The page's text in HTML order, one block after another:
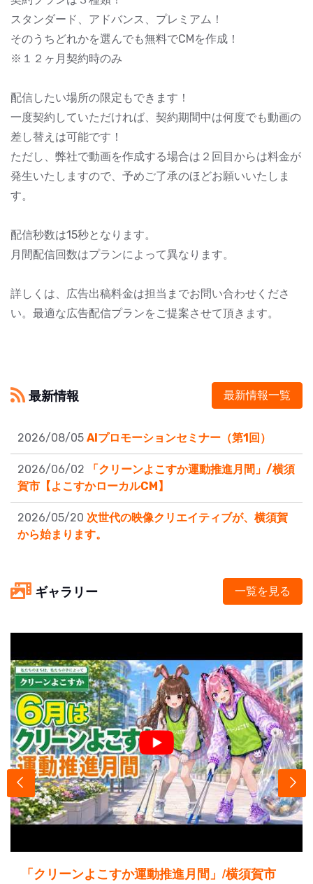
スタンダード、アドバンス、プレミアム！
そのうちどれかを選んでも無料でCMを作成！
※１２ヶ月契約時のみ
配信したい場所の限定もできます！
一度契約していただければ、契約期間中は何度でも動画の
差し替えは可能です！
ただし、弊社で動画を作成する場合は２回目からは料金が
発生いたしますので、予めご了承のほどお願いいたしま
す。
配信秒数は15秒となります。
月間配信回数はプランによって異なります。
詳しくは、広告出稿料金は担当までお問い合わせくださ
い。最適な広告配信プランをご提案させて頂きます。
最新情報 最新情報一覧
2026/08/05 AIプロモーションセミナー（第1回）
2026/06/02
「クリーンよこすか運動推進月間」/横須
賀市【よこすかローカルCM】
2026/05/20 次世代の映像クリエイティブが、横須賀
から始まります。
ギャラリー 一覧を見る
「クリーンよこすか運動推進月間」/横須賀市